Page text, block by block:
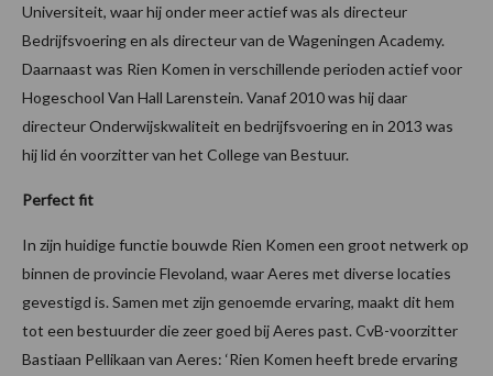
Universiteit, waar hij onder meer actief was als directeur
Bedrijfsvoering en als directeur van de Wageningen Academy.
Daarnaast was Rien Komen in verschillende perioden actief voor
Hogeschool Van Hall Larenstein. Vanaf 2010 was hij daar
directeur Onderwijskwaliteit en bedrijfsvoering en in 2013 was
hij lid én voorzitter van het College van Bestuur.
Perfect fit
In zijn huidige functie bouwde Rien Komen een groot netwerk op
binnen de provincie Flevoland, waar Aeres met diverse locaties
gevestigd is. Samen met zijn genoemde ervaring, maakt dit hem
tot een bestuurder die zeer goed bij Aeres past. CvB-voorzitter
Bastiaan Pellikaan van Aeres: ‘Rien Komen heeft brede ervaring